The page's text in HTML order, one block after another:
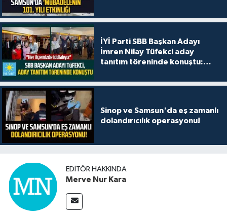
İYİ Parti SBB Başkan Adayı
İmren Nilay Tüfekci aday
tanıtım töreninde konuştu:
Sinop ve Samsun'da eş zamanlı
dolandırıcılık operasyonu!
EDITÖR HAKKINDA
Merve Nur Kara